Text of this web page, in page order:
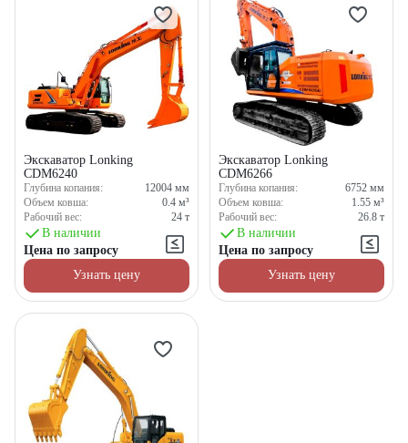
Экскаватор Lonking
CDM6240
Глубина копания: 12004 мм
Объем ковша:
0.4 м³
Рабочий вес:
24 т
В наличии
Цена по запросу
Узнать цену
Экскаватор Lonking
CDM6266
Глубина копания: 6752 мм
Объем ковша:
1.55 м³
Рабочий вес:
26.8 т
В наличии
Цена по запросу
Узнать цену